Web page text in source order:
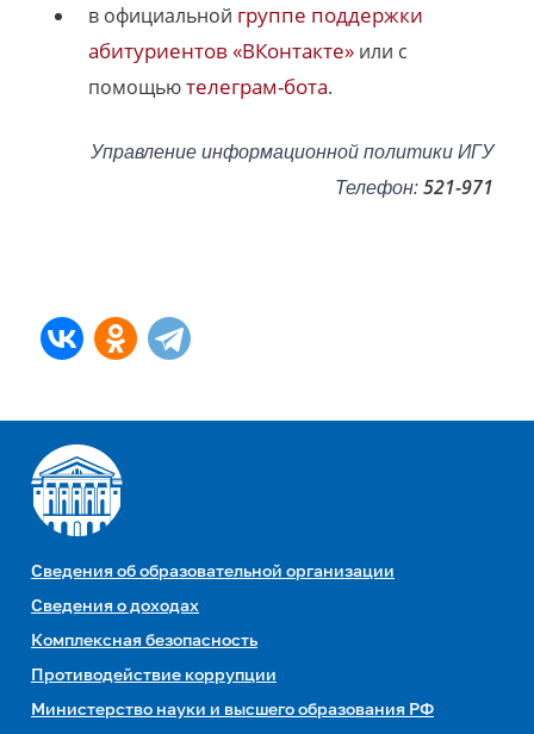
в официальной группе поддержки
абитуриентов «ВКонтакте»или с
помощьютелеграм-бота.
Управление информационной политики ИГУ
Телефон:521-971
Сведения об образовательной организации
Сведения о доходах
Комплексная безопасность
Противодействие коррупции
Министерство науки и высшего образования РФ